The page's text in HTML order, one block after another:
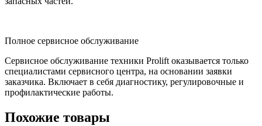
Полное сервисное обслуживание
Сервисное обслуживание техники Prolift оказывается только
специалистами сервисного центра, на основании заявки
заказчика. Включает в себя диагностику, регулировочные и
профилактические работы.
Похожие товары